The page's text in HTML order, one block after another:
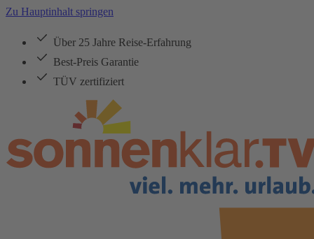
Zu Hauptinhalt springen
Über 25 Jahre Reise-Erfahrung
Best-Preis Garantie
TÜV zertifiziert